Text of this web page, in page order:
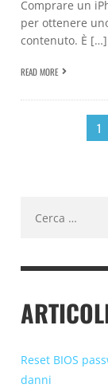
Comprare un
per ottenere
contenuto. È […]
READ MORE
1
per:
Reset BIOS
danni